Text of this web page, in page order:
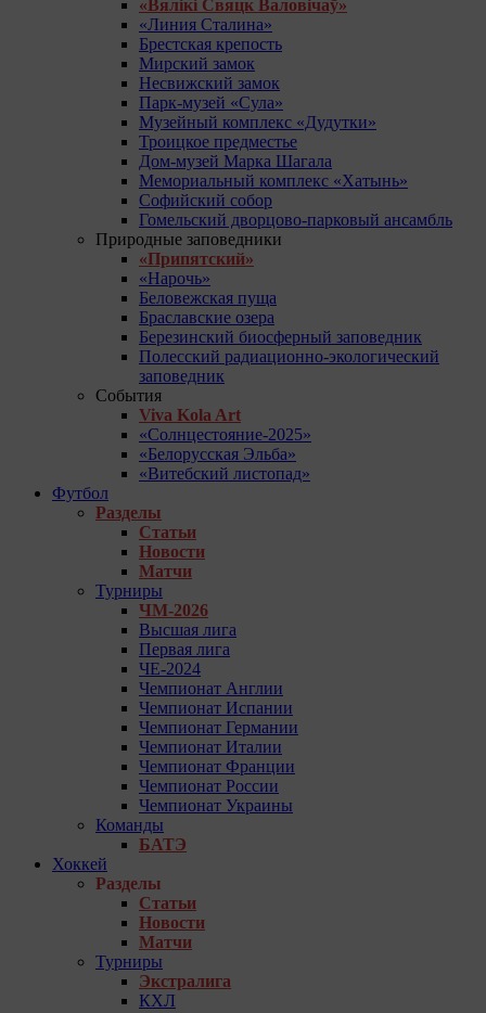
«Вялікі Свяцк Валовічаў»
«Линия Сталина»
Брестская крепость
Мирский замок
Несвижский замок
Парк-музей «Сула»
Музейный комплекс «Дудутки»
Троицкое предместье
Дом-музей Марка Шагала
Мемориальный комплекс «Хатынь»
Софийский собор
Гомельский дворцово-парковый ансамбль
Природные заповедники
«Припятский»
«Нарочь»
Беловежская пуща
Браславские озера
Березинский биосферный заповедник
Полесский радиационно-экологический
заповедник
События
Viva Kola Art
«Солнцестояние-2025»
«Белорусская Эльба»
«Витебский листопад»
Футбол
Разделы
Статьи
Новости
Матчи
Турниры
ЧМ-2026
Высшая лига
Первая лига
ЧЕ-2024
Чемпионат Англии
Чемпионат Испании
Чемпионат Германии
Чемпионат Италии
Чемпионат Франции
Чемпионат России
Чемпионат Украины
Команды
БАТЭ
Хоккей
Разделы
Статьи
Новости
Матчи
Турниры
Экстралига
КХЛ